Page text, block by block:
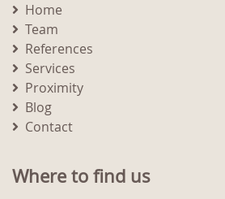
Home
Team
References
Services
Proximity
Blog
Contact
Where to find us